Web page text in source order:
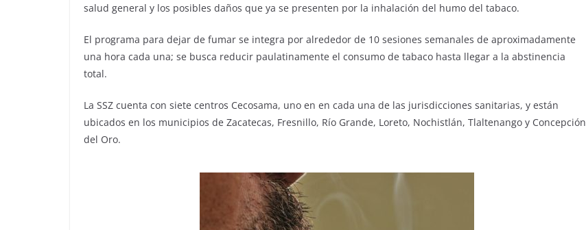
salud general y los posibles daños que ya se presenten por la inhalación del humo del tabaco.
El programa para dejar de fumar se integra por alrededor de 10 sesiones semanales de aproximadamente
una hora cada una; se busca reducir paulatinamente el consumo de tabaco hasta llegar a la abstinencia
total.
La SSZ cuenta con siete centros Cecosama, uno en en cada una de las jurisdicciones sanitarias, y están
ubicados en los municipios de Zacatecas, Fresnillo, Río Grande, Loreto, Nochistlán, Tlaltenango y Concepción
del Oro.